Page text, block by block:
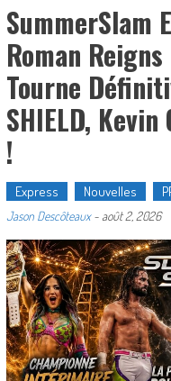
SummerSlam
Roman
Tourne
SHIELD,
!
Express Nouvelles
Jason Descôteaux- août 2, 2026